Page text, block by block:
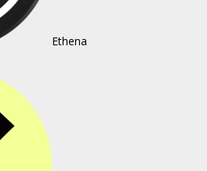
Ethena